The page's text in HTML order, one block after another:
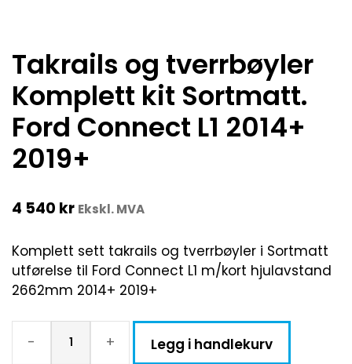
Takrails og tverrbøyler
Komplett kit Sortmatt.
Ford Connect L1 2014+
2019+
4 540 kr Ekskl. MVA
Komplett sett takrails og tverrbøyler i Sortmatt
utførelse til Ford Connect L1 m/kort hjulavstand
2662mm 2014+ 2019+
- + Legg i handlekurv